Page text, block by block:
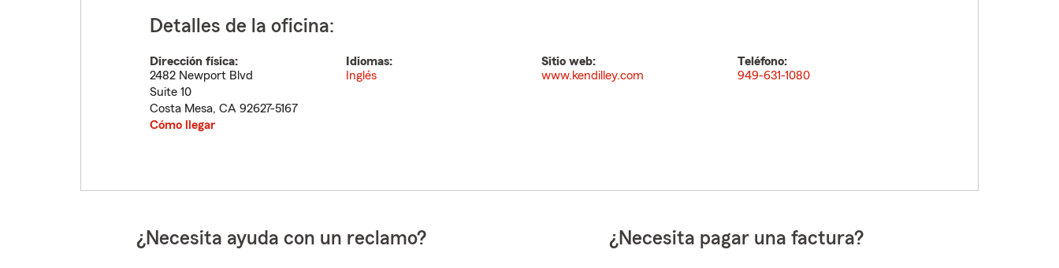
Detalles de la oficina:
Dirección física:
2482 Newport Blvd
Suite 10
Costa Mesa, CA 92627-5167
Cómo llegar
Idiomas:
Inglés
Sitio web:
www.kendilley.com
Teléfono:
949-631-1080
¿Necesita ayuda con un reclamo? ¿Necesita pagar una factura?